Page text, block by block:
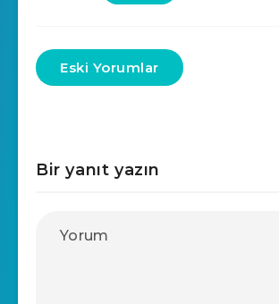
Eski Yorumlar
Bir yanıt yazın